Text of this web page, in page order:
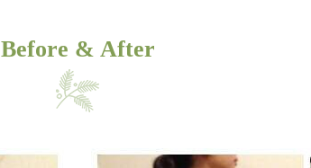
Before & After